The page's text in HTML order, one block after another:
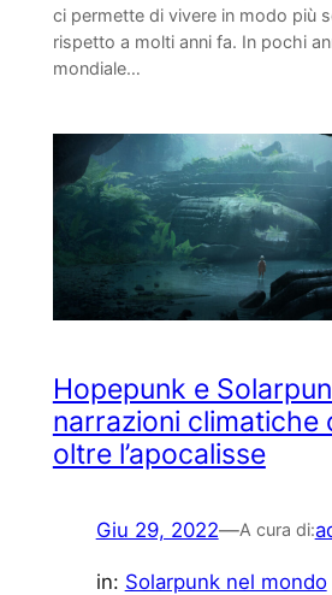
ci permette di vivere in modo più
rispetto a molti anni fa. In pochi
mondiale…
Hopepunk e
narrazioni climatiche
oltre l’apocalisse
Giu 29, 2022—A cura di:
in: Solarpunk nel mondo